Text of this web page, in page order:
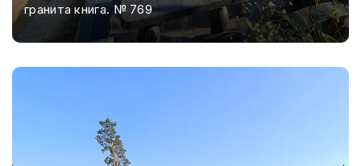
гранита книга. № 769